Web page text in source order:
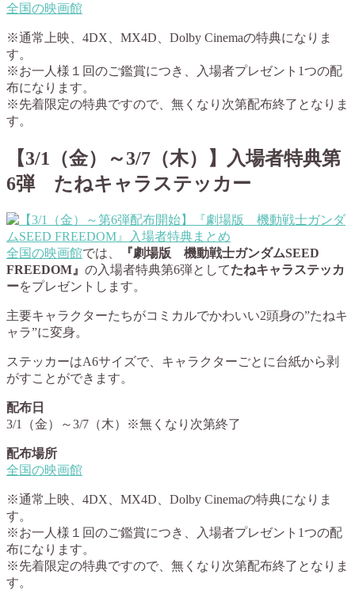
全国の映画館
※通常上映、4DX、MX4D、Dolby Cinemaの特典になりま
す。
※お一人様１回のご鑑賞につき、入場者プレゼント1つの配
布になります。
※先着限定の特典ですので、無くなり次第配布終了となりま
す。
【3/1（金）～3/7（木）】入場者特典第
6弾 たねキャラステッカー
全国の映画館では、
『劇場版 機動戦士ガンダムSEED
FREEDOM』 の入場者特典第6弾としてたねキャラステッカ
ーをプレゼントします。
主要キャラクターたちがコミカルでかわいい2頭身の”たねキ
ャラ”に変身。
ステッカーはA6サイズで、キャラクターごとに台紙から剥
がすことができます。
配布日
3/1（金）～3/7（木）※無くなり次第終了
配布場所
全国の映画館
※通常上映、4DX、MX4D、Dolby Cinemaの特典になりま
す。
※お一人様１回のご鑑賞につき、入場者プレゼント1つの配
布になります。
※先着限定の特典ですので、無くなり次第配布終了となりま
す。